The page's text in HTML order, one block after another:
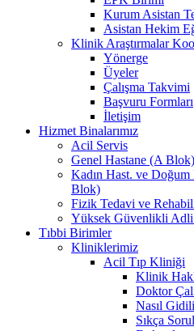
Kurum Asistan
Asistan Hekim
Klinik Araştırmalar
Yönerge
Üyeler
Çalışma Takvimi
Başvuru Formları
İletişim
Hizmet Binalarımız
Acil Servis
Genel Hastane (A Blok)
Kadın Hast. ve
Blok)
Fizik Tedavi ve
Yüksek Güvenlikli
Tıbbi Birimler
Kliniklerimiz
Acil Tıp Kliniği
Klinik
Doktor
Nasıl
Sıkça